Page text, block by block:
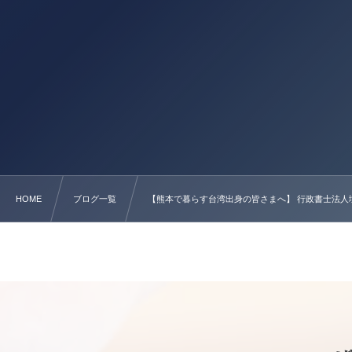
HOME ブログ一覧 【熊本で暮らす台湾出身の皆さまへ】 行政書士法